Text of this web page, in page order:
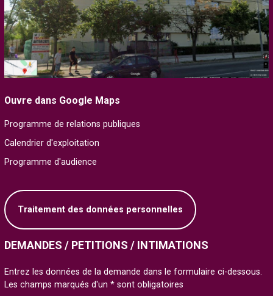
Ouvre dans Google Maps
Programme de relations publiques
Calendrier d'exploitation
Programme d'audience
Traitement des données personnelles
DEMANDES / PETITIONS / INTIMATIONS
Entrez les données de la demande dans le formulaire ci-dessous.
Les champs marqués d'un * sont obligatoires